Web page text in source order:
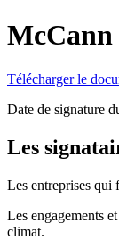
Télécharger le
Date de signature
Les
Les entreprises qui
Les engagements
climat.